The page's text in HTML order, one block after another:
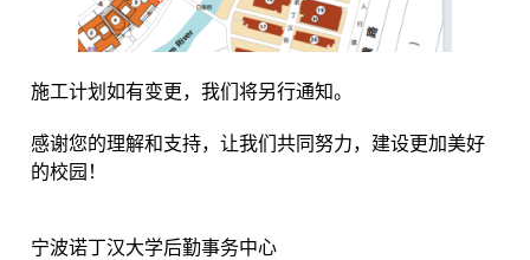
施工计划如有变更，我们将另行通知。
感谢您的理解和支持，让我们共同努力，建设更加美好
的校园！
宁波诺丁汉大学后勤事务中心